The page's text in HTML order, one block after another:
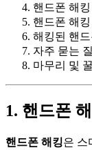
핸드폰 해
핸드폰 해
해킹된 핸
자주 묻는
마무리 및
1. 핸드폰
핸드폰 해킹은 스